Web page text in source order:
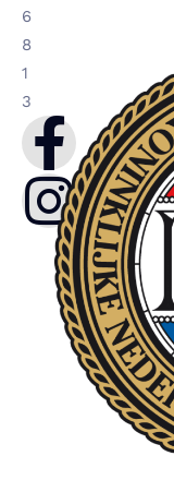
6
8
1
3